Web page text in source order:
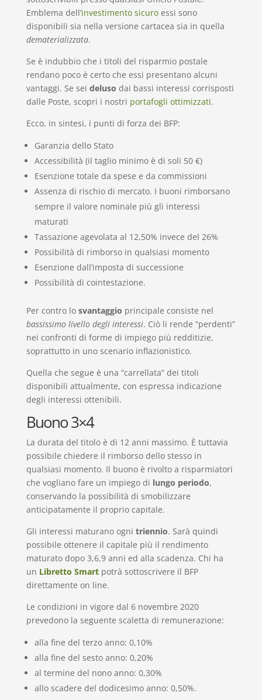
Emblema dell’investimento sicuroessi sono
disponibili sia nella versione cartacea sia in quella
dematerializzata.
Se è indubbio che i titoli del risparmio postale
rendano poco è certo che essi presentano alcuni
vantaggi. Se sei deluso dai bassi interessi corrisposti
dalle Poste, scopri i nostri portafogli ottimizzati.
Ecco, in sintesi, i punti di forza dei BFP:
Garanzia dello Stato
Accessibilità (il taglio minimo è di soli 50 €)
Esenzione totale da spese e da commissioni
Assenza di rischio di mercato. I buoni rimborsano
sempre il valore nominale più gli interessi
maturati
Tassazione agevolata al 12,50% invece del 26%
Possibilità di rimborso in qualsiasi momento
Esenzione dall’imposta di successione
Possibilità di cointestazione.
Per contro lo svantaggio principale consiste nel
bassissimo livello degli interessi. Ciò li rende “perdenti”
nei confronti di forme di impiego più redditizie,
soprattutto in uno scenario inflazionistico.
Quella che segue è una “carrellata” dei titoli
disponibili attualmente, con espressa indicazione
degli interessi ottenibili.
Buono 3×4
La durata del titolo è di 12 anni massimo. È tuttavia
possibile chiedere il rimborso dello stesso in
qualsiasi momento. Il buono è rivolto a risparmiatori
che vogliano fare un impiego di lungo periodo,
conservando la possibilità di smobilizzare
anticipatamente il proprio capitale.
Gli interessi maturano ogni triennio. Sarà quindi
possibile ottenere il capitale più il rendimento
maturato dopo 3,6,9 anni ed alla scadenza. Chi ha
un Libretto Smart potrà sottoscrivere il BFP
direttamente on line.
Le condizioni in vigore dal 6 novembre 2020
prevedono la seguente scaletta di remunerazione:
alla fine del terzo anno: 0,10%
alla fine del sesto anno: 0,20%
al termine del nono anno: 0,30%
allo scadere del dodicesimo anno: 0,50%.